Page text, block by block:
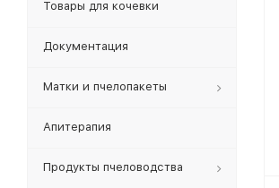
Товары для кочевки
Документация
Матки и пчелопакеты
Апитерапия
Продукты пчеловодства